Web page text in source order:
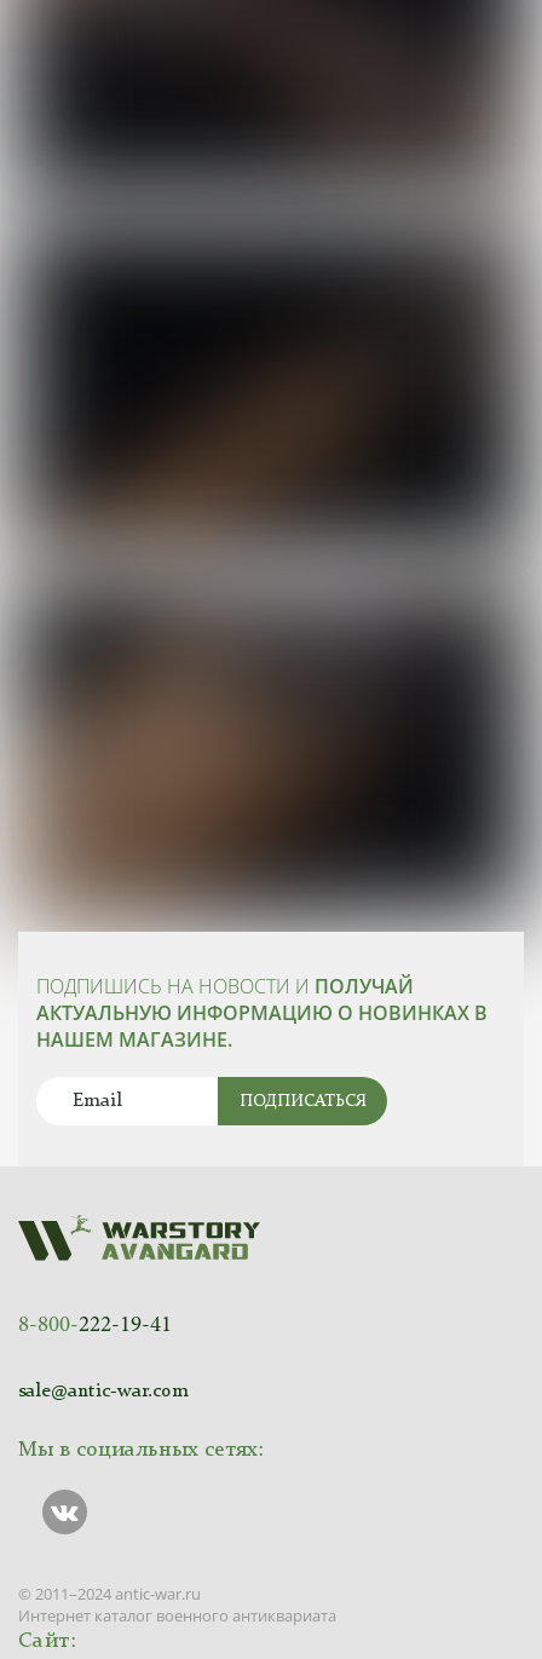
ПОДПИШИСЬ НА НОВОСТИ И ПОЛУЧАЙ
АКТУАЛЬНУЮ ИНФОРМАЦИЮ О НОВИНКАХ В
НАШЕМ МАГАЗИНЕ.
ПОДПИСАТЬСЯ
8-800-222-19-41
sale@antic-war.com
Мы в социальных сетях:
© 2011–2024 antic-war.ru
Интернет каталог военного антиквариата
Сайт: